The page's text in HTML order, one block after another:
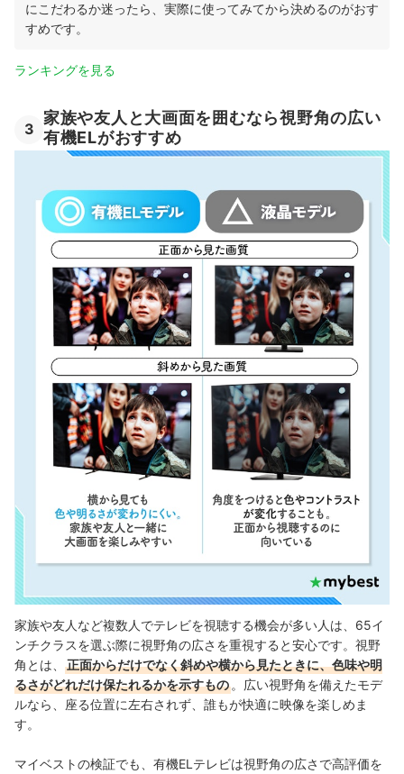
にこだわるか迷ったら、実際に使ってみてから決めるのがおす
すめです。
ランキングを見る
3
家族や友人と大画面を囲むなら視野角の広い
有機ELがおすすめ
家族や友人など複数人でテレビを視聴する機会が多い人は、65イ
ンチクラスを選ぶ際に視野角の広さを重視すると安心です。視野
角とは、
正面からだけでなく斜めや横から見たときに、色味や明
るさがどれだけ保たれるかを示すもの 。広い視野角を備えたモデ
ルなら、座る位置に左右されず、誰もが快適に映像を楽しめま
す。
マイベストの検証でも、有機ELテレビは視野角の広さで高評価を